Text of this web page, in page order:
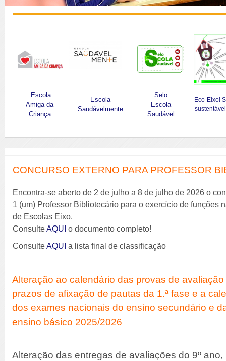
Escola
Amiga da
Criança
Escola
Saudávelmente
Selo
Escola
Saudável
Eco-Eixo!
CONCURSO EXTERNO PARA PROFESSOR
Encontra-se aberto de 2 de julho a 8 de julho de 2026 o
1 (um) Professor Bibliotecário para o exercício de funções
de Escolas Eixo.
ConsulteAQUI o documento completo!
ConsulteAQUI a lista final de classificação
Alteração ao calendário das provas de
prazos de afixação de pautas da 1.ª fase e a
dos exames nacionais do ensino secundário e
ensino básico 2025/2026
Alteração das entregas de avaliações do 9º